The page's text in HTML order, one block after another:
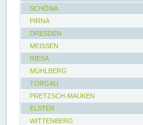
SCHÖNA
PIRNA
DRESDEN
MEISSEN
RIESA
MÜHLBERG
TORGAU
PRETZSCH-MAUKEN
ELSTER
WITTENBERG